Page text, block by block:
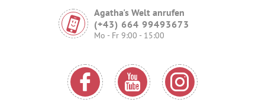
Agatha's Welt anrufen
(+43) 664 99493673
Mo - Fr 9:00 - 15:00